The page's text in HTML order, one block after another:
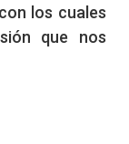
los cuales
que nos